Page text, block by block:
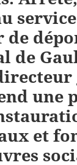
de
de
une
et